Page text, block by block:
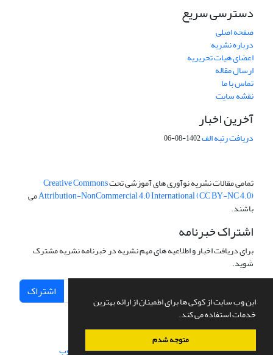
این وب سایت از کوکی ها برای اطمینان از ارائه بهترین
خدمات استفاده می کند.
متوجه شدم
دسترسی سریع
صفحه اصلی
درباره نشریه
اعضای هیات تحریریه
ارسال مقاله
تماس با ما
نقشه سایت
آخرین اخبار
دریافت رتبه الف1402-08-06
تمامی مقالات نشریه نوآوری های آموزشی تحتCreative Commons
Attribution-NonCommercial 4.0 International (CC BY-NC 4.0)می
باشند.
اشتراک خبرنامه
برای دریافت اخبار و اطلاعیه های مهم نشریه در خبرنامه نشریه مشترک
شوید.
اشتراک
سامانه مدیریت نشریات علمی.طراحی و پیاده سازی از سیناوب